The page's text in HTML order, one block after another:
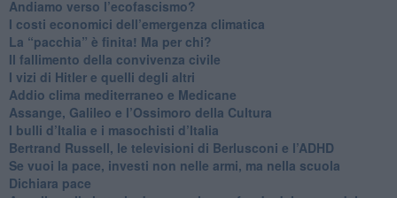
Andiamo verso l’ecofascismo?
I costi economici dell’emergenza climatica
​La “pacchia” è finita! Ma per chi?
​Il fallimento della convivenza civile
​I vizi di Hitler e quelli degli altri
Addio clima mediterraneo e Medicane
​Assange, Galileo e l’Ossimoro della Cultura
​I bulli d’Italia e i masochisti d’Italia
​Bertrand Russell, le televisioni di Berlusconi e l’ADHD
​Se vuoi la pace, investi non nelle armi, ma nella scuola
​Dichiara pace